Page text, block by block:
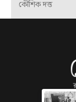
কৌশিক দত্ত